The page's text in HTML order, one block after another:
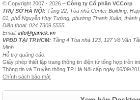
© Copyright 2007 - 2026 – Công ty Cổ phần VCCorp
TRỤ SỞ HÀ NỘI: Tầng 22, Tòa nhà Center Building,
01, phố Nguyễn Huy Tưởng, phường Thanh Xuân, thành
Điện thoại: 024 7309 5555.
Email: info@gamek.vn
VPĐD TẠI TP.HCM: Tầng 4 Tòa nhà 123, 127 Võ Văn
Minh
Hỗ trợ quảng cáo:
Giấy phép thiết lập trang thông tin điện tử tổng hợp trên
Thông tin và Truyền thông TP Hà Nội cấp ngày 06/09/
Chính sách bảo mật